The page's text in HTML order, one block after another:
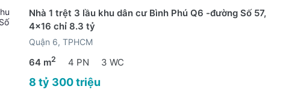
Nhà 1 trệt 3 lầu khu dân cư Bình Phú Q6 -đường Số 57,
4x16 chỉ 8.3 tỷ
Quận 6, TPHCM
64 m2 4 PN 3 WC
8 tỷ 300 triệu